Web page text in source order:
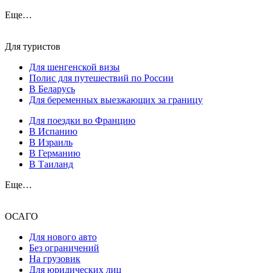
Еще…
Для туристов
Для шенгенской визы
Полис для путешествий по России
В Беларусь
Для беременных выезжающих за границу
Для поездки во Францию
В Испанию
В Израиль
В Германию
В Таиланд
Еще…
ОСАГО
Для нового авто
Без ограничений
На грузовик
Для юридических лиц